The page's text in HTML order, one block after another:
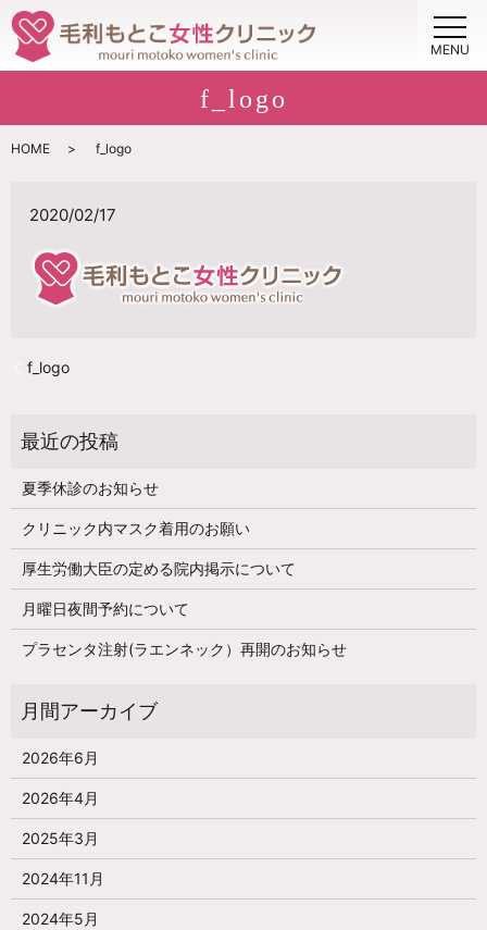
MENU
f_logo
HOME f_logo
2020/02/17
f_logo
夏季休診のお知らせ
クリニック内マスク着用のお願い
厚生労働大臣の定める院内掲示について
月曜日夜間予約について
プラセンタ注射(ラエンネック）再開のお知らせ
2026年6月
2026年4月
2025年3月
2024年11月
2024年5月